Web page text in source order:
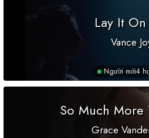
Lay It
Vance
Người mới4
So Much More
Grace